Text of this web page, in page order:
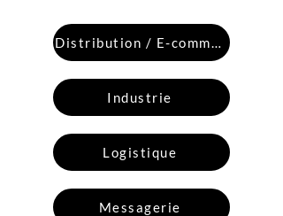
Distribution / E-commerce
Industrie
Logistique
Messagerie